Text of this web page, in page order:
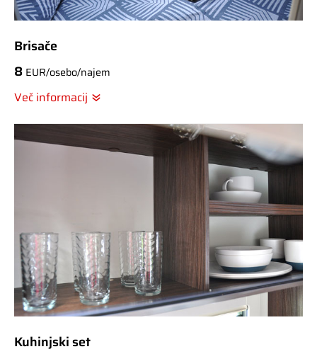
Brisače
8 EUR/osebo/najem
Več informacij
Kuhinjski set